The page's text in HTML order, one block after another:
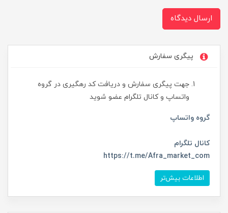
ارسال دیدگاه
پیگری سفارش
جهت پیگری سفارش و دریافت کد رهگیری در گروه
واتساپ و کانال تلگرام عضو شوید
گروه واتساپ
کانال تلگرام
https://t.me/Afra_market_com
اطلاعات بیش‌تر